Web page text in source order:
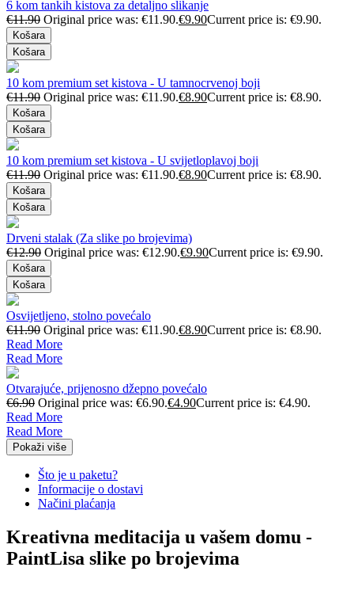
6 kom tankih kistova za detaljno slikanje
€11.90 Original price was: €11.90.€9.90Current price is: €9.90.
Košara
Košara
10 kom premium set kistova - U tamnocrvenoj boji
€11.90 Original price was: €11.90.€8.90Current price is: €8.90.
Košara
Košara
10 kom premium set kistova - U svijetloplavoj boji
€11.90 Original price was: €11.90.€8.90Current price is: €8.90.
Košara
Košara
Drveni stalak (Za slike po brojevima)
€12.90 Original price was: €12.90.€9.90Current price is: €9.90.
Košara
Košara
Osvijetljeno, stolno povećalo
€11.90 Original price was: €11.90.€8.90Current price is: €8.90.
Read More
Read More
Otvarajuće, prijenosno džepno povećalo
€6.90 Original price was: €6.90.€4.90Current price is: €4.90.
Read More
Read More
Pokaži više
Što je u paketu?
Informacije o dostavi
Načini plaćanja
Kreativna meditacija u vašem domu -
PaintLisa slike po brojevima